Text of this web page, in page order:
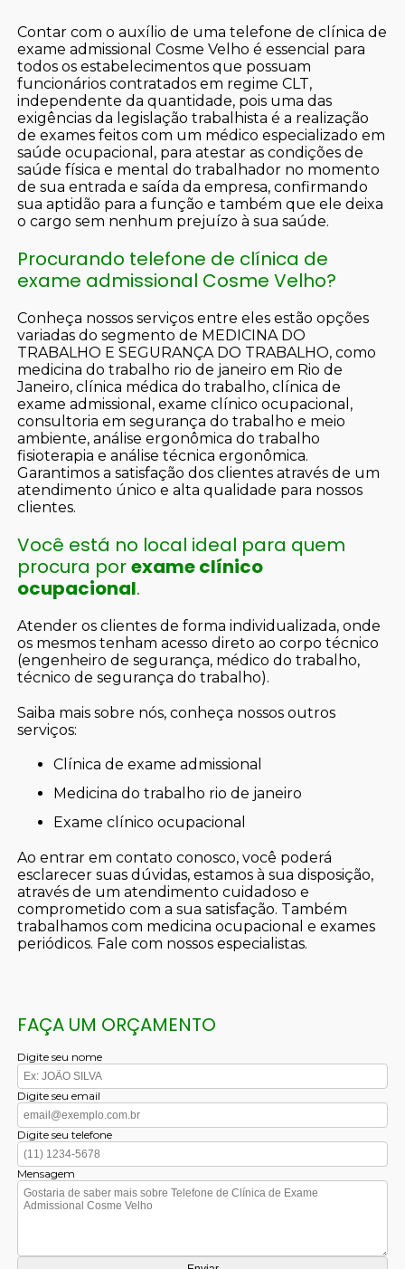
Contar com o auxílio de uma telefone de clínica de
exame admissional Cosme Velho é essencial para
todos os estabelecimentos que possuam
funcionários contratados em regime CLT,
independente da quantidade, pois uma das
exigências da legislação trabalhista é a realização
de exames feitos com um médico especializado em
saúde ocupacional, para atestar as condições de
saúde física e mental do trabalhador no momento
de sua entrada e saída da empresa, confirmando
sua aptidão para a função e também que ele deixa
o cargo sem nenhum prejuízo à sua saúde.
Procurando telefone de clínica de
exame admissional Cosme Velho?
Conheça nossos serviços entre eles estão opções
variadas do segmento de MEDICINA DO
TRABALHO E SEGURANÇA DO TRABALHO, como
medicina do trabalho rio de janeiro em Rio de
Janeiro, clínica médica do trabalho, clínica de
exame admissional, exame clínico ocupacional,
consultoria em segurança do trabalho e meio
ambiente, análise ergonômica do trabalho
fisioterapia e análise técnica ergonômica.
Garantimos a satisfação dos clientes através de um
atendimento único e alta qualidade para nossos
clientes.
Você está no local ideal para quem
procura porexame clínico
ocupacional.
Atender os clientes de forma individualizada, onde
os mesmos tenham acesso direto ao corpo técnico
(engenheiro de segurança, médico do trabalho,
técnico de segurança do trabalho).
Saiba mais sobre nós, conheça nossos outros
serviços:
clínica de exame admissional
medicina do trabalho rio de janeiro
exame clínico ocupacional
Ao entrar em contato conosco, você poderá
esclarecer suas dúvidas, estamos à sua disposição,
através de um atendimento cuidadoso e
comprometido com a sua satisfação. Também
trabalhamos com medicina ocupacional e exames
periódicos. Fale com nossos especialistas.
FAÇA UM ORÇAMENTO
Digite seu nome
Digite seu email
Digite seu telefone
Mensagem